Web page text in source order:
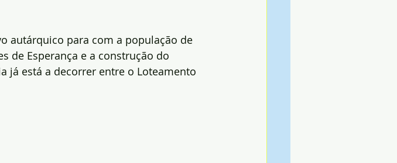
autárquico para com a população de
de Esperança e a construção do
já está a decorrer entre o Loteamento